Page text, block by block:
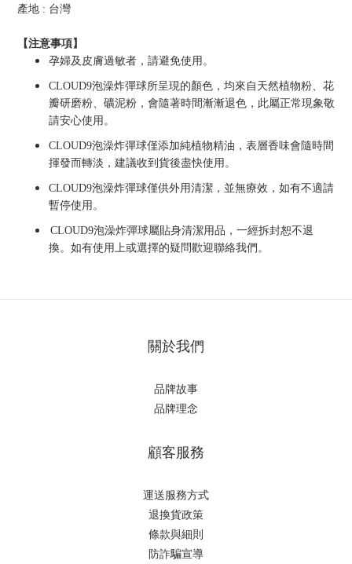
產地 : 台灣
【注意事項】
孕婦及皮膚過敏者，請避免使用 。
CLOUD9泡澡炸彈球所呈現的顏色，均來自天然植物粉、花
瓣研磨粉、礦泥粉， 會隨著時間漸漸退色，此屬正常現象敬
請安心使用。
CLOUD9泡澡炸彈球僅添加純植物精油，表層香味會隨時間
揮發而轉淡，建議收到貨後盡快使用 。
CLOUD9泡澡炸彈球僅供外用清潔， 並無療效 ，如有不適請
暫停使用。
CLOUD9泡澡炸彈球屬貼身清潔用品，一經拆封恕不退
換。 如有使用上或選擇的疑問歡迎聯絡我們。
關於我們
品牌故事
品牌理念
顧客服務
運送服務方式
退換貨政策
條款與細則
防詐騙宣導